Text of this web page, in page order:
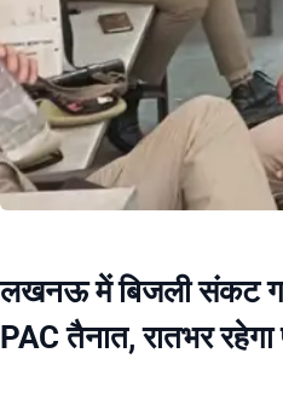
लखनऊ में बिजली संकट
PAC तैनात, रातभर रहेगा